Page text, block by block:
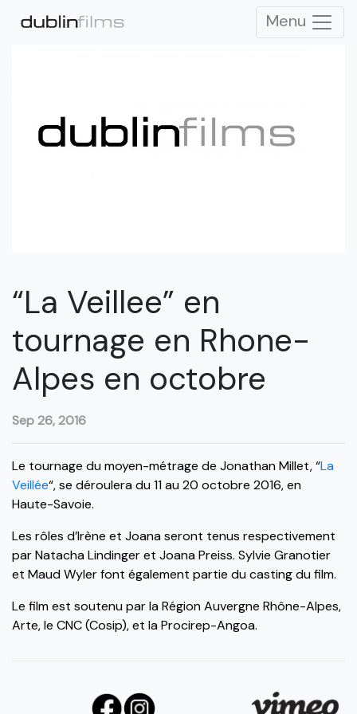
Menu
“La Veillee” en
tournage en Rhone-
Alpes en octobre
Sep 26, 2016
Le tournage du moyen-métrage de Jonathan Millet, “La
Veillée“, se déroulera du 11 au 20 octobre 2016, en
Haute-Savoie.
Les rôles d’Irène et Joana seront tenus respectivement
par Natacha Lindinger et Joana Preiss. Sylvie Granotier
et Maud Wyler font également partie du casting du film.
Le film est soutenu par la Région Auvergne Rhône-Alpes,
Arte, le CNC (Cosip), et la Procirep-Angoa.